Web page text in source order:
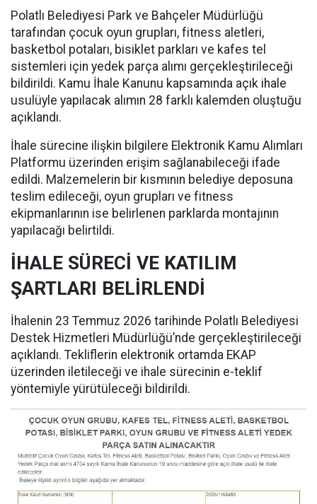
Polatlı Belediyesi Park ve Bahçeler Müdürlüğü
tarafından çocuk oyun grupları, fitness aletleri,
basketbol potaları, bisiklet parkları ve kafes tel
sistemleri için yedek parça alımı gerçekleştirileceği
bildirildi. Kamu İhale Kanunu kapsamında açık ihale
usulüyle yapılacak alımın 28 farklı kalemden oluştuğu
açıklandı.
İhale sürecine ilişkin bilgilere Elektronik Kamu Alımları
Platformu üzerinden erişim sağlanabileceği ifade
edildi. Malzemelerin bir kısmının belediye deposuna
teslim edileceği, oyun grupları ve fitness
ekipmanlarının ise belirlenen parklarda montajının
yapılacağı belirtildi.
İHALE SÜRECİ VE KATILIM
ŞARTLARI BELİRLENDİ
İhalenin 23 Temmuz 2026 tarihinde Polatlı Belediyesi
Destek Hizmetleri Müdürlüğü’nde gerçekleştirileceği
açıklandı. Tekliflerin elektronik ortamda EKAP
üzerinden iletileceği ve ihale sürecinin e-teklif
yöntemiyle yürütüleceği bildirildi.